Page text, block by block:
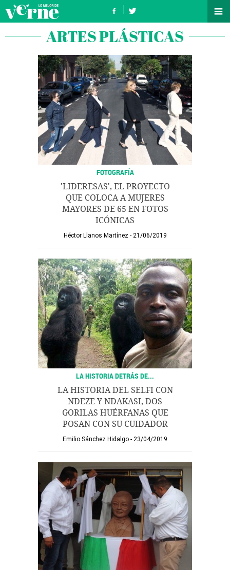
ARTES PLÁSTICAS
FOTOGRAFÍA
'LIDERESAS', EL PROYECTO
QUE COLOCA A MUJERES
MAYORES DE 65 EN FOTOS
ICÓNICAS
Héctor Llanos Martínez 21/06/2019
LA HISTORIA DETRÁS DE...
LA HISTORIA DEL SELFI CON
NDEZE Y NDAKASI, DOS
GORILAS HUÉRFANAS QUE
POSAN CON SU CUIDADOR
Emilio Sánchez Hidalgo 23/04/2019